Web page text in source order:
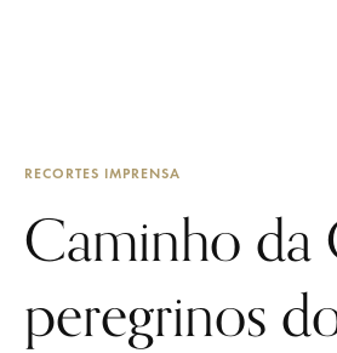
RECORTES IMPRENSA
Caminho da
peregrinos